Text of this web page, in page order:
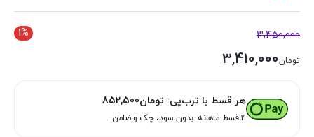
1% 3,450,000
تومان3,410,000
هر قسط با ترب‌پی: تومان852,500
۴ قسط ماهانه. بدون سود، چک و ضامن.